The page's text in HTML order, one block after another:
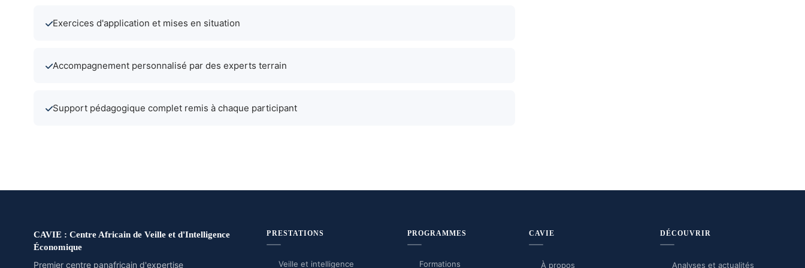
Exercices d'application et mises en situation
Accompagnement personnalisé par des experts terrain
Support pédagogique complet remis à chaque participant
CAVIE : Centre Africain de Veille et d'Intelligence
Économique
Premier centre panafricain d'expertise
PRESTATIONS
Veille et intelligence
PROGRAMMES
Formations
CAVIE
À propos
DÉCOUVRIR
Analyses et actualités